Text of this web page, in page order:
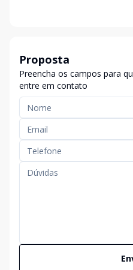
Proposta
Preencha os campos para
entre em contato